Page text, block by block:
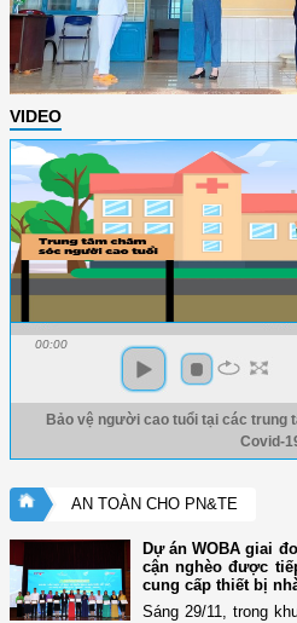
VIDEO
00:00
Bảo vệ người cao tuổi tại các trung
Covid-
AN TOÀN CHO PN&TE
Dự án WOBA giai
cận nghèo được
cung cấp thiết bị
Sáng 29/11, trong